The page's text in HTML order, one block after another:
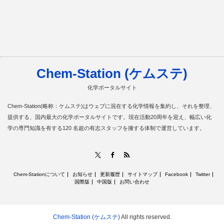
Chem-Station (ケムステ)
化学ポータルサイト
Chem-Station(略称：ケムステ)はウェブに混在する化学情報を集約し、それを整理、
提供する、国内最大の化学ポータルサイトです。現在活動20周年を迎え、幅広い化
学の専門知識を有する120 名超の有志スタッフを擁する体制で運営しています。
Facebook
Chem-Stationについて お知らせ 更新履歴 サイトマップ Facebook
Twitter
国際版
中国版 お問い合わせ
Chem-Station (ケムステ)All rights reserved.